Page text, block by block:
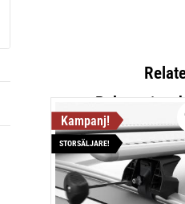
Thule
STORSÄLJARE!